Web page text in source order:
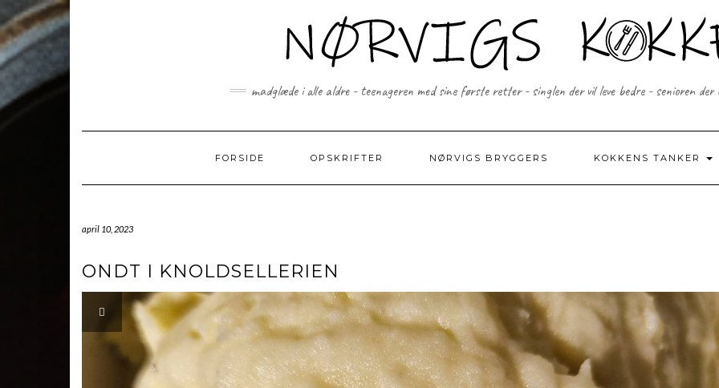
to
content
madglæde i alle aldre - teenageren med sine første retter - singlen der vil leve bedre - senioren
FORSIDE OPSKRIFTER NØRVIGS BRYGGERS KOKKENS TANKER
april 10, 2023
ONDT I KNOLDSELLERIEN